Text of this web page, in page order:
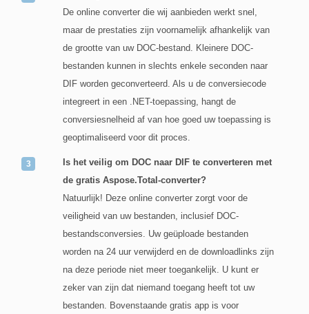
De online converter die wij aanbieden werkt snel,
maar de prestaties zijn voornamelijk afhankelijk van
de grootte van uw DOC-bestand. Kleinere DOC-
bestanden kunnen in slechts enkele seconden naar
DIF worden geconverteerd. Als u de conversiecode
integreert in een .NET-toepassing, hangt de
conversiesnelheid af van hoe goed uw toepassing is
geoptimaliseerd voor dit proces.
Is het veilig om DOC naar DIF te converteren met
de gratis Aspose.Total-converter?
Natuurlijk! Deze online converter zorgt voor de
veiligheid van uw bestanden, inclusief DOC-
bestandsconversies. Uw geüploade bestanden
worden na 24 uur verwijderd en de downloadlinks zijn
na deze periode niet meer toegankelijk. U kunt er
zeker van zijn dat niemand toegang heeft tot uw
bestanden. Bovenstaande gratis app is voor